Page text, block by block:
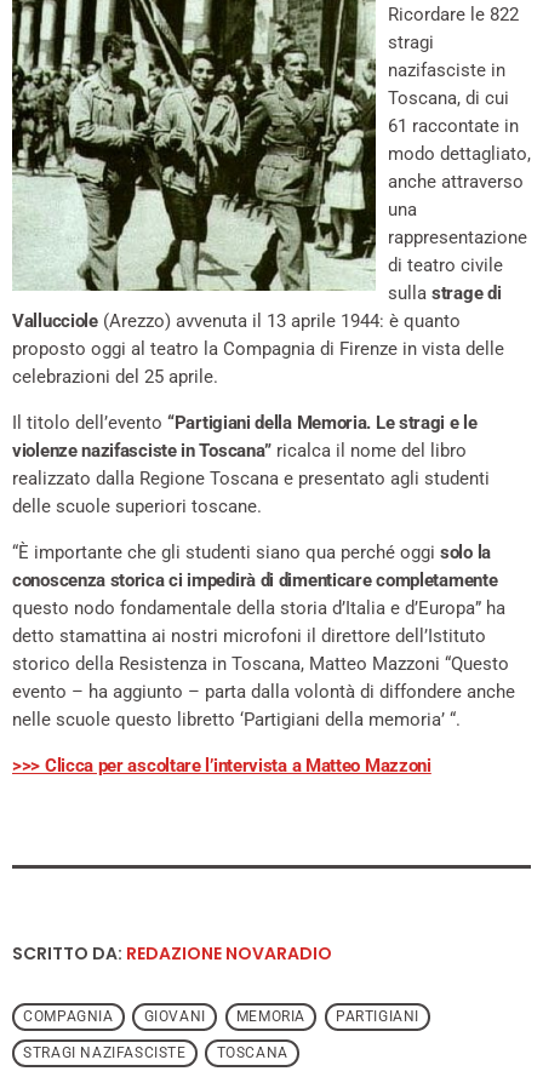
Ricordare le 822
stragi
nazifasciste in
Toscana, di cui
61 raccontate in
modo dettagliato,
anche attraverso
una
rappresentazione
di teatro civile
sulla strage di
Vallucciole(Arezzo) avvenuta il 13 aprile 1944: è quanto
proposto oggi al teatro la Compagnia di Firenze in vista delle
celebrazioni del 25 aprile.
Il titolo dell’evento “Partigiani della Memoria. Le stragi e le
violenze nazifasciste in Toscana” ricalca il nome del libro
realizzato dalla Regione Toscana e presentato agli studenti
delle scuole superiori toscane.
“È importante che gli studenti siano qua perché oggi solo la
conoscenza storica ci impedirà di dimenticare completamente
questo nodo fondamentale della storia d’Italia e d’Europa” ha
detto stamattina ai nostri microfoni il direttore dell’Istituto
storico della Resistenza in Toscana, Matteo Mazzoni “Questo
evento – ha aggiunto – parta dalla volontà di diffondere anche
nelle scuole questo libretto ‘Partigiani della memoria’ “.
>>> Clicca per ascoltare l’intervista a Matteo Mazzoni
SCRITTO DA: REDAZIONE NOVARADIO
COMPAGNIA GIOVANI MEMORIA PARTIGIANI
STRAGI NAZIFASCISTE TOSCANA